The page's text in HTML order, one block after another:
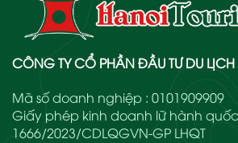
CÔNG TY CỔ PHẦN ĐẦU TƯ DU
Mã số doanh nghiệp : 0101909909
Giấy phép kinh doanh lữ hành quốc
1666/2023/CDLQGVN-GP LHQT